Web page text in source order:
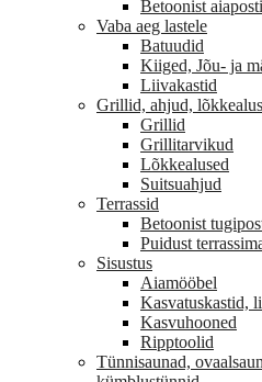
Betoonist
Vaba aeg lastele
Batuudid
Kiiged, Jõu- ja
Liivakastid
Grillid, ahjud,
Grillid
Grillitarvikud
Lõkkealused
Suitsuahjud
Terrassid
Betoonist
Puidust
Sisustus
Aiamööbel
Kasvatuskastid,
Kasvuhooned
Ripptoolid
Tünnisaunad,